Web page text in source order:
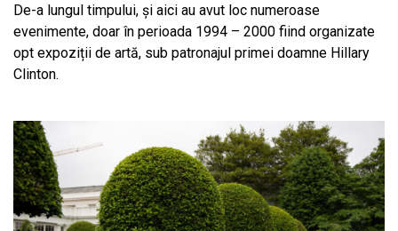
De-a lungul timpului, și aici au avut loc numeroase
evenimente, doar în perioada 1994 – 2000 fiind organizate
opt expoziții de artă, sub patronajul primei doamne Hillary
Clinton.